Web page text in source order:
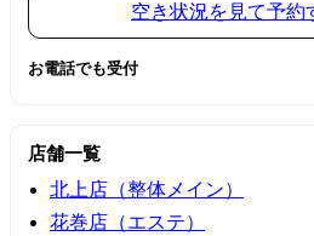
空き状況を見て予約
お電話でも受付
店舗一覧
北上店（整体メイン）
花巻店（エステ）